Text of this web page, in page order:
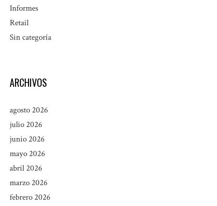
Informes
Retail
Sin categoría
ARCHIVOS
agosto 2026
julio 2026
junio 2026
mayo 2026
abril 2026
marzo 2026
febrero 2026